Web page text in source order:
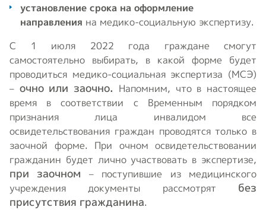
установление срока на оформление
направления на медико-социальную экспертизу.
С 1 июля 2022 года граждане смогут
самостоятельно выбирать, в какой форме будет
проводиться медико-социальная экспертиза (МСЭ)
– очно или заочно. Напомним, что в настоящее
время в соответствии с Временным порядком
признания лица инвалидом все
освидетельствования граждан проводятся только в
заочной форме. При очном освидетельствовании
гражданин будет лично участвовать в экспертизе,
при заочном – поступившие из медицинского
учреждения документы рассмотрят без
присутствия гражданина.